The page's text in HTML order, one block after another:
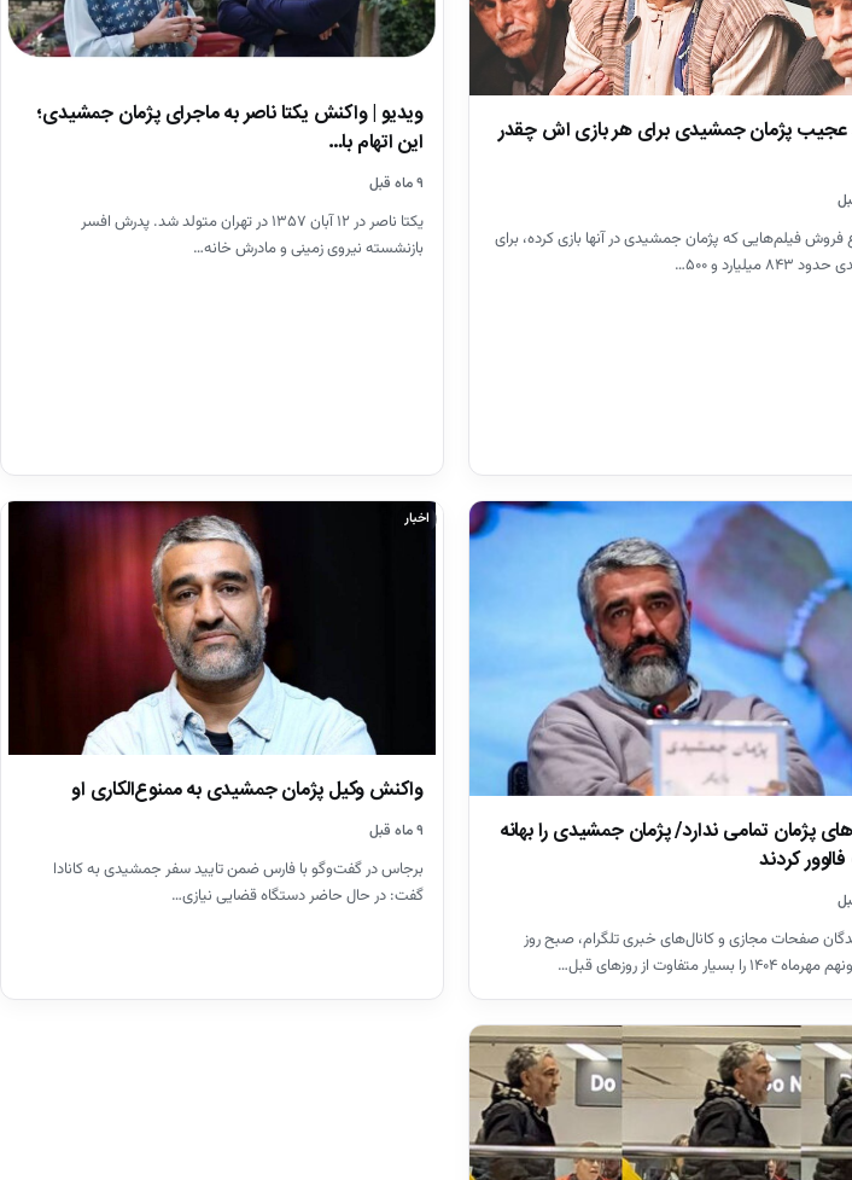
عجیب پژمان جمشیدی برای هر بازی اش چقدر
فیلم‌هایی که پژمان جمشیدی در آنها بازی کرده، برای
میلیارد و ۵۰۰…
ویدیو | واکنش یکتا ناصر به ماجرای پژمان جمشیدی؛
این اتهام با…
۹ ماه قبل
یکتا ناصر در ۱۲ آبان ۱۳۵۷ در تهران متولد شد. پدرش افسر
بازنشسته نیروی زمینی و مادرش خانه…
پژمان تمامی ندارد/ پژمان جمشیدی را بهانه
کردند
صفحات مجازی و کانال‌های خبری تلگرام، صبح روز
را بسیار متفاوت از روزهای قبل…
اخبار
واکنش وکیل پژمان جمشیدی به ممنوع‌الکاری او
۹ ماه قبل
برجاس در گفت‌وگو با فارس ضمن تایید سفر جمشیدی به کانادا
گفت: در حال حاضر دستگاه قضایی نیازی…